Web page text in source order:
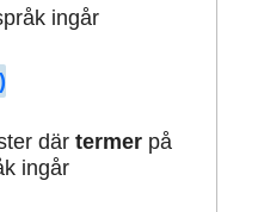
ingår
där termerpå
ingår